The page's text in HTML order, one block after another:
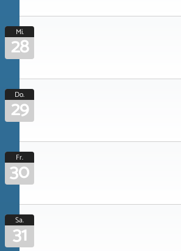
Mi.
28
Do.
29
Fr.
30
Sa.
31